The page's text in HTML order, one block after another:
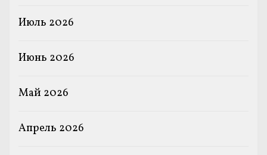
Июль 2026
Июнь 2026
Май 2026
Апрель 2026